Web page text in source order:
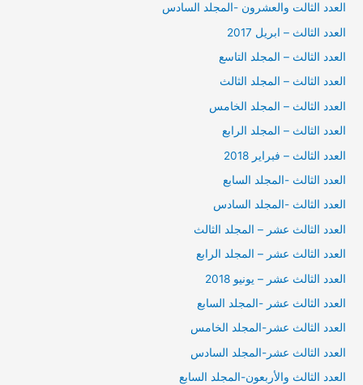
العدد الثالت والعشرون -المجلد السادس
العدد الثالث – ابريل 2017
العدد الثالث – المجلد التاسع
العدد الثالث – المجلد الثالث
العدد الثالث – المجلد الخامس
العدد الثالث – المجلد الرابع
العدد الثالث – فبراير 2018
العدد الثالث -المجلد السابع
العدد الثالث -المجلد السادس
العدد الثالث عشر – المجلد الثالث
العدد الثالث عشر – المجلد الرابع
العدد الثالث عشر – يونيو 2018
العدد الثالث عشر -المجلد السابع
العدد الثالث عشر-المجلد الخامس
العدد الثالث عشر-المجلد السادس
العدد الثالث والأربعون-المجلد السابع